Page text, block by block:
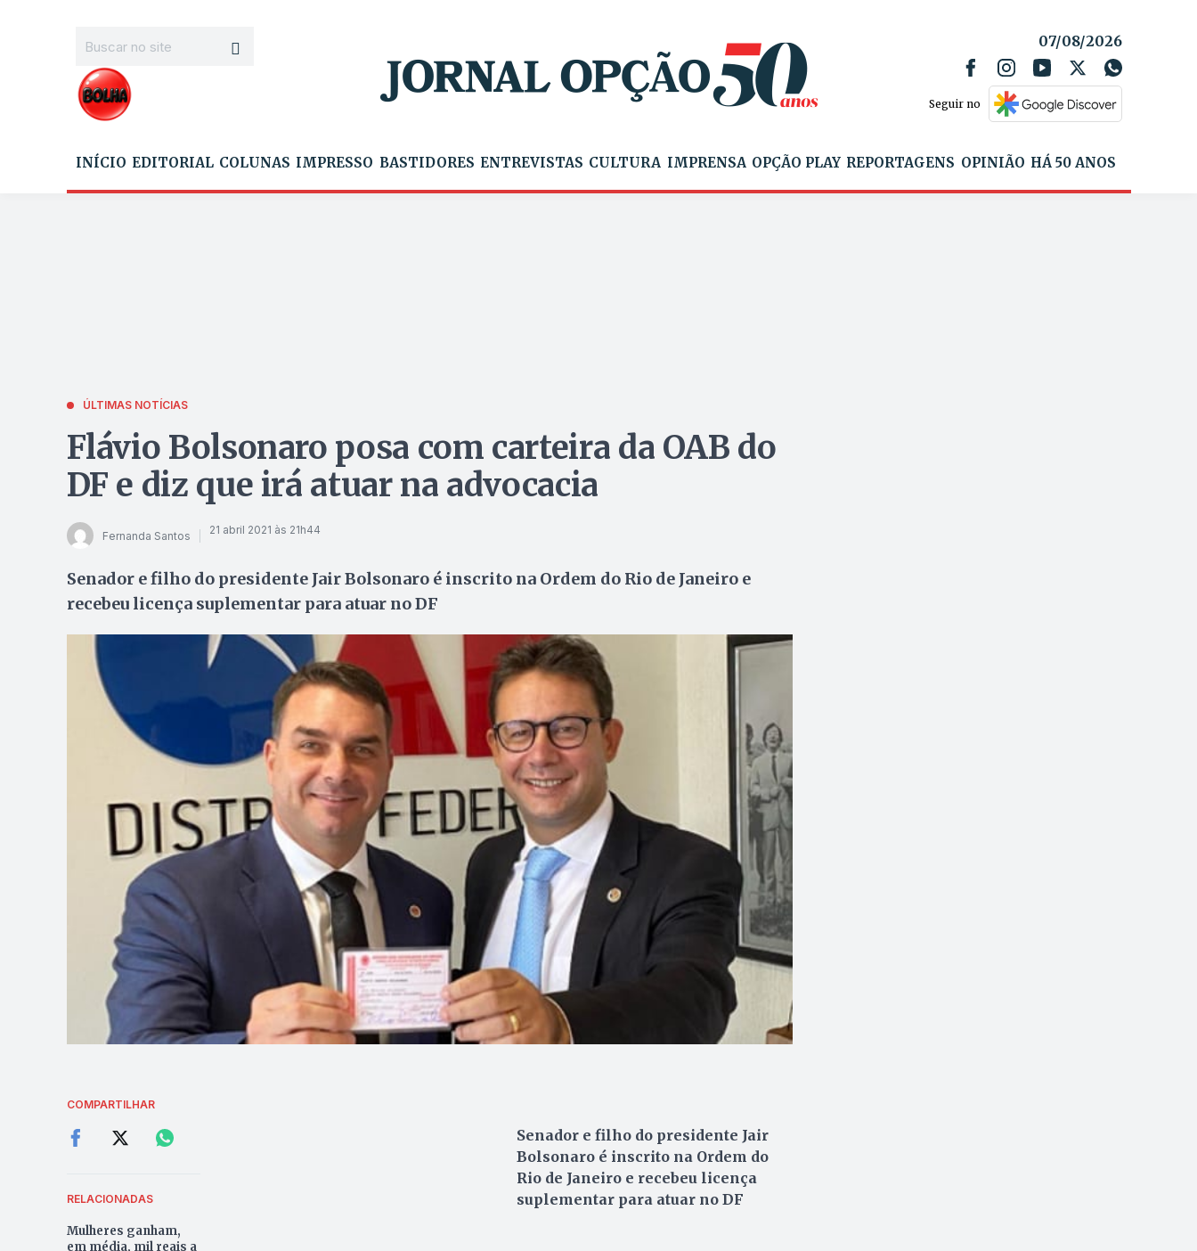
07/08/2026
Seguir no
INÍCIO EDITORIAL COLUNAS IMPRESSO BASTIDORES ENTREVISTAS CULTURA IMPRENSA OPÇÃO PLAY REPORTAGENS OPINIÃO HÁ 50 ANOS
ÚLTIMAS NOTÍCIAS
Flávio Bolsonaro posa com carteira da OAB do
DF e diz que irá atuar na advocacia
Fernanda Santos 21 abril 2021 às 21h44
Senador e filho do presidente Jair Bolsonaro é inscrito na Ordem do Rio de Janeiro e
recebeu licença suplementar para atuar no DF
COMPARTILHAR
RELACIONADAS
Mulheres ganham,
em média, mil reais a
Senador e filho do presidente Jair
Bolsonaro é inscrito na Ordem do
Rio de Janeiro e recebeu licença
suplementar para atuar no DF